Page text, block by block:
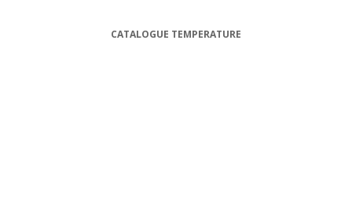
CATALOGUE TEMPERATURE